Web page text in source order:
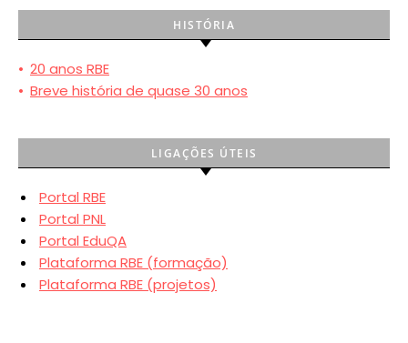
HISTÓRIA
• 20 anos RBE
• Breve história de quase 30 anos
LIGAÇÕES ÚTEIS
Portal RBE
Portal PNL
Portal EduQA
Plataforma RBE (formação)
Plataforma RBE (projetos)